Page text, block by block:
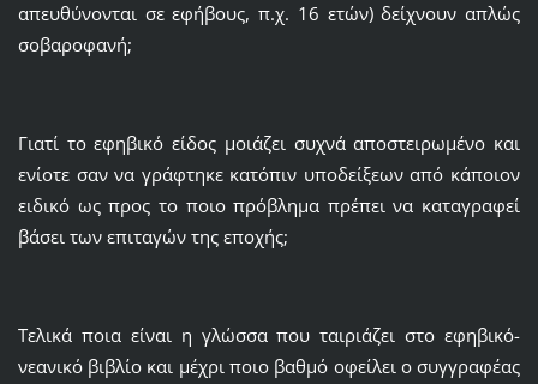
απευθύνονται σε εφήβους, π.χ. 16 ετών) δείχνουν απλώς
σοβαροφανή;
Γιατί το εφηβικό είδος μοιάζει συχνά αποστειρωμένο και
ενίοτε σαν να γράφτηκε κατόπιν υποδείξεων από κάποιον
ειδικό ως προς το ποιο πρόβλημα πρέπει να καταγραφεί
βάσει των επιταγών της εποχής;
Τελικά ποια είναι η γλώσσα που ταιριάζει στο εφηβικό-
νεανικό βιβλίο και μέχρι ποιο βαθμό οφείλει ο συγγραφέας